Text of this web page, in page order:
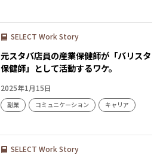
SELECT Work Story
元スタバ店員の産業保健師が「バリスタ
保健師」として活動するワケ。
2025年1月15日
副業 コミュニケーション キャリア
SELECT Work Story